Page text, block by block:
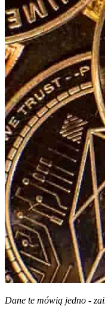
Dane te mówią jedno -